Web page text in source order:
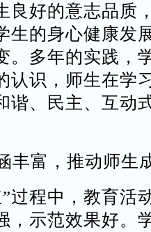
良好的意志品质
生的身心健康发
。多年的实践，
认识，师生在学
谐、民主、互动
富，推动师生
过程中，教育活
，示范效果好。